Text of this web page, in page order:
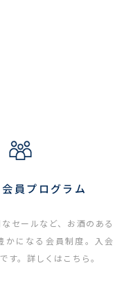
員プログラム
セールなど、お酒のある
かになる会員制度。入会
す。詳しくはこちら。